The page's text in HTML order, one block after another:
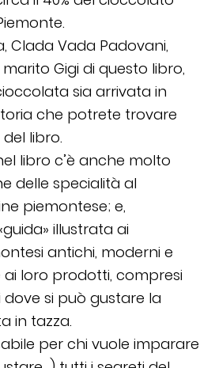
Clada Vada Padovani,
Gigi di questo libro,
sia arrivata in
che potrete trovare
libro.
libro c’è anche molto
delle specialità al
piemontese; e,
illustrata ai
antichi, moderni e
loro prodotti, compresi
si può gustare la
in tazza.
per chi vuole imparare